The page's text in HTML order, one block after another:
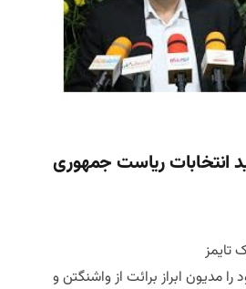
انتخابات ریاست جمهوری
تایمز
مدیون ابراز برائت از واشنگتن و